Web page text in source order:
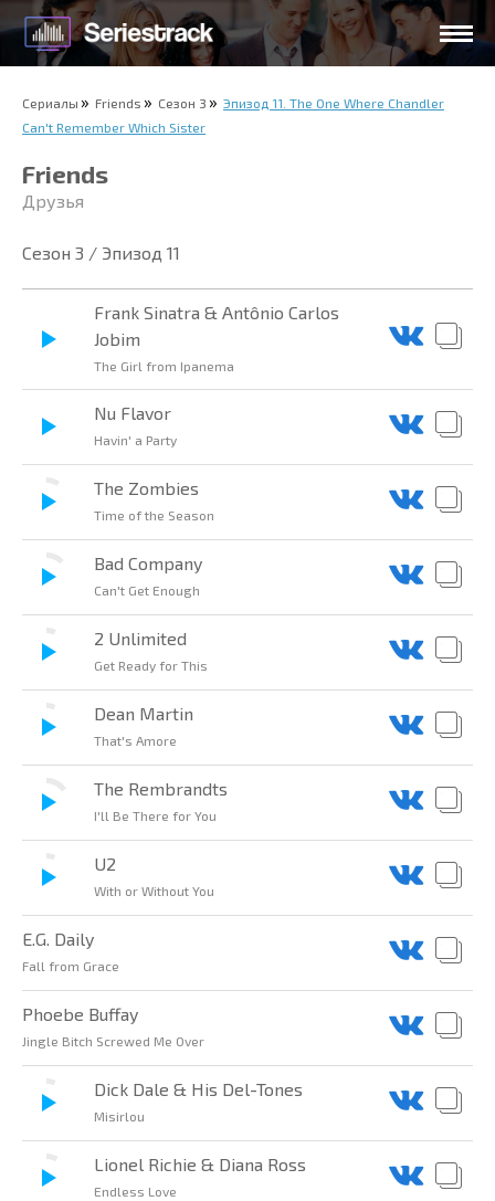
Сериалы Friends Сезон 3
Эпизод 11. The One Where Chandler
Can't Remember Which Sister
Friends
Друзья
Сезон 3 / Эпизод 11
Frank Sinatra & Antônio Carlos
Jobim
The Girl from Ipanema
Nu Flavor
Havin' a Party
The Zombies
Time of the Season
Bad Company
Can't Get Enough
2 Unlimited
Get Ready for This
Dean Martin
That's Amore
The Rembrandts
I'll Be There for You
U2
With or Without You
E.G. Daily
Fall from Grace
Phoebe Buffay
Jingle Bitch Screwed Me Over
Dick Dale & His Del-Tones
Misirlou
Lionel Richie & Diana Ross
Endless Love